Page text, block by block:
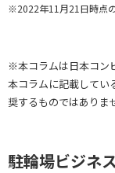
※2022年11月21日時点の
※本コラムは日本コン
本コラムに記載してい
奨するものではありま
駐輪場ビジネ